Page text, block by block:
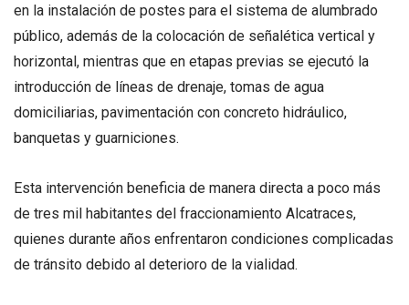
en la instalación de postes para el sistema de alumbrado
público, además de la colocación de señalética vertical y
horizontal, mientras que en etapas previas se ejecutó la
introducción de líneas de drenaje, tomas de agua
domiciliarias, pavimentación con concreto hidráulico,
banquetas y guarniciones.
Esta intervención beneficia de manera directa a poco más
de tres mil habitantes del fraccionamiento Alcatraces,
quienes durante años enfrentaron condiciones complicadas
de tránsito debido al deterioro de la vialidad.